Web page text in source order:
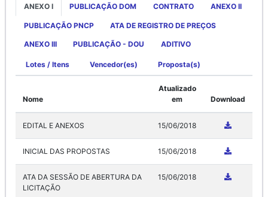
ANEXO I PUBLICAÇÃO DOM CONTRATO ANEXO II
PUBLICAÇÃO PNCP ATA DE REGISTRO DE PREÇOS
ANEXO III PUBLICAÇÃO - DOU ADITIVO
Lotes / Itens Vencedor(es) Proposta(s)
Nome
Atualizado
em
Download
EDITAL E ANEXOS 15/06/2018
INICIAL DAS PROPOSTAS 15/06/2018
ATA DA SESSÃO DE ABERTURA DA
LICITAÇÃO
15/06/2018